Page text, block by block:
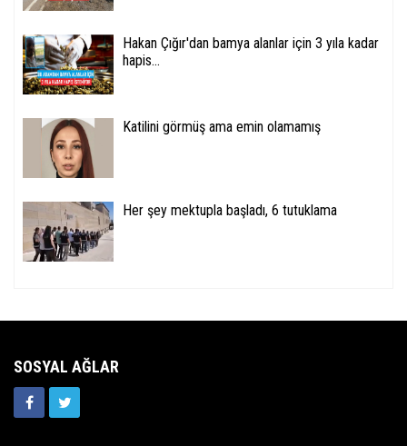
Hakan Çığır'dan bamya alanlar için 3 yıla kadar
hapis...
Katilini görmüş ama emin olamamış
Her şey mektupla başladı, 6 tutuklama
SOSYAL AĞLAR